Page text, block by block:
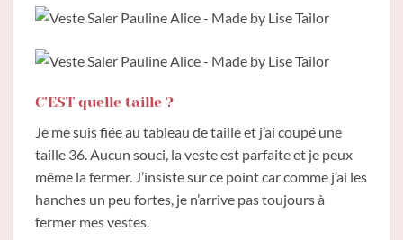
C’EST quelle taille ?
Je me suis fiée au tableau de taille et j’ai coupé une
taille 36. Aucun souci, la veste est parfaite et je peux
même la fermer. J’insiste sur ce point car comme j’ai les
hanches un peu fortes, je n’arrive pas toujours à
fermer mes vestes.